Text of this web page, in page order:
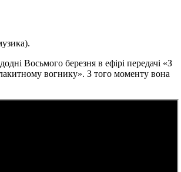
Восьмого березня в ефірі передачі «З
вогнику». З того моменту вона